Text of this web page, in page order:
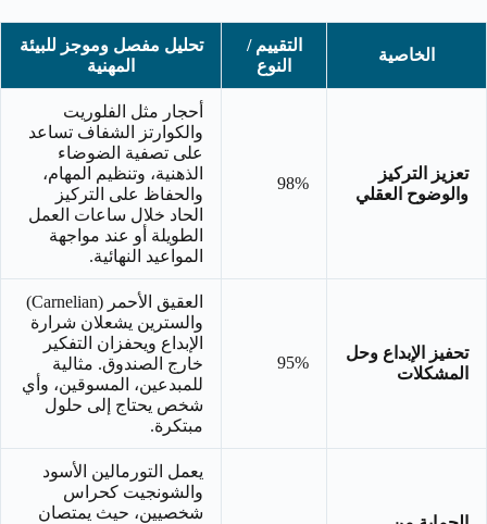
الخاصية
التقييم /
النوع
تحليل مفصل وموجز للبيئة
المهنية
تعزيز التركيز
والوضوح العقلي
98%
أحجار مثل الفلوريت
والكوارتز الشفاف تساعد
على تصفية الضوضاء
الذهنية، وتنظيم المهام،
والحفاظ على التركيز
الحاد خلال ساعات العمل
الطويلة أو عند مواجهة
المواعيد النهائية.
تحفيز الإبداع وحل
المشكلات
95%
العقيق الأحمر (Carnelian)
والسترين يشعلان شرارة
الإبداع ويحفزان التفكير
خارج الصندوق. مثالية
للمبدعين، المسوقين، وأي
شخص يحتاج إلى حلول
مبتكرة.
يعمل التورمالين الأسود
والشونجيت كحراس
شخصيين، حيث يمتصان